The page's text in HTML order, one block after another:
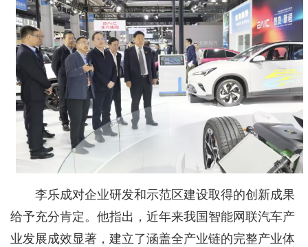
李乐成对企业研发和示范区建设取得的创新成果
给予充分肯定。他指出，近年来我国智能网联汽车产
业发展成效显著，建立了涵盖全产业链的完整产业体